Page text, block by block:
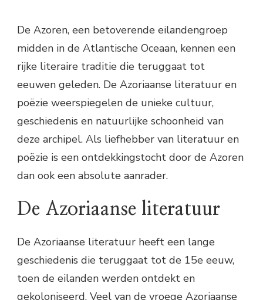
De Azoren, een betoverende eilandengroep
midden in de Atlantische Oceaan, kennen een
rijke literaire traditie die teruggaat tot
eeuwen geleden. De Azoriaanse literatuur en
poëzie weerspiegelen de unieke cultuur,
geschiedenis en natuurlijke schoonheid van
deze archipel. Als liefhebber van literatuur en
poëzie is een ontdekkingstocht door de Azoren
dan ook een absolute aanrader.
De Azoriaanse literatuur
De Azoriaanse literatuur heeft een lange
geschiedenis die teruggaat tot de 15e eeuw,
toen de eilanden werden ontdekt en
gekoloniseerd. Veel van de vroege Azoriaanse